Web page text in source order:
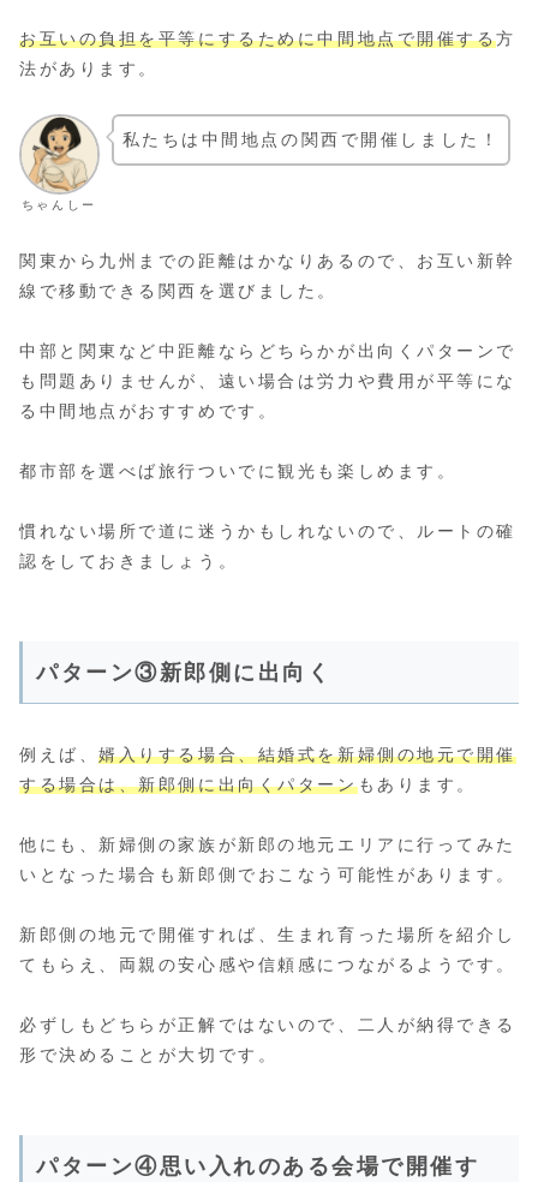
お互いの負担を平等にするために中間地点で開催する方
法があります。
ちゃんしー
私たちは中間地点の関西で開催しました！
関東から九州までの距離はかなりあるので、お互い新幹
線で移動できる関西を選びました。
中部と関東など中距離ならどちらかが出向くパターンで
も問題ありませんが、遠い場合は労力や費用が平等にな
る中間地点がおすすめです。
都市部を選べば旅行ついでに観光も楽しめます。
慣れない場所で道に迷うかもしれないので、ルートの確
認をしておきましょう。
パターン③新郎側に出向く
例えば、婿入りする場合、結婚式を新婦側の地元で開催
する場合は、新郎側に出向くパターンもあります。
他にも、新婦側の家族が新郎の地元エリアに行ってみた
いとなった場合も新郎側でおこなう可能性があります。
新郎側の地元で開催すれば、生まれ育った場所を紹介し
てもらえ、両親の安心感や信頼感につながるようです。
必ずしもどちらが正解ではないので、二人が納得できる
形で決めることが大切です。
パターン④思い入れのある会場で開催す